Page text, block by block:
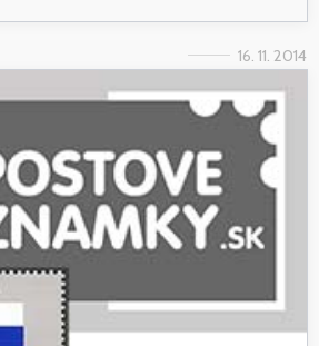
16. 11. 2014